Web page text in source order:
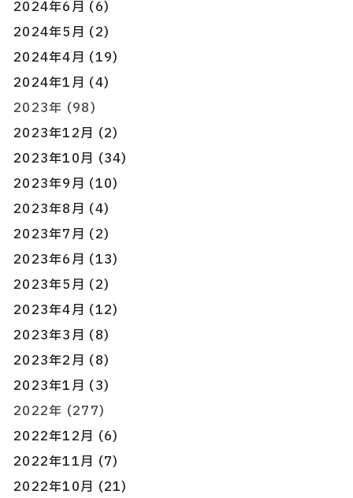
2024年6月 (6)
2024年5月 (2)
2024年4月 (19)
2024年1月 (4)
2023年 (98)
2023年12月 (2)
2023年10月 (34)
2023年9月 (10)
2023年8月 (4)
2023年7月 (2)
2023年6月 (13)
2023年5月 (2)
2023年4月 (12)
2023年3月 (8)
2023年2月 (8)
2023年1月 (3)
2022年 (277)
2022年12月 (6)
2022年11月 (7)
2022年10月 (21)